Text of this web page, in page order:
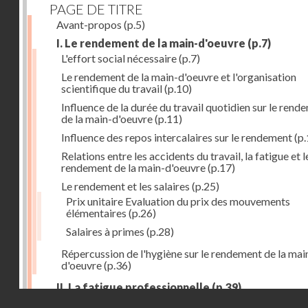
PAGE DE TITRE
Avant-propos (p.5)
I. Le rendement de la main-d'oeuvre (p.7)
L'effort social nécessaire(p.7)
Le rendement de la main-d'oeuvre et l'organisation
scientifique du travail(p.10)
Influence de la durée du travail quotidien sur le
de la main-d'oeuvre(p.11)
Influence des repos intercalaires sur le rendement
Relations entre les accidents du travail, la fatigue et
rendement de la main-d'oeuvre(p.17)
Le rendement et les salaires (p.25)
Prix unitaire Evaluation du prix des mouvements
élémentaires (p.26)
Salaires à primes (p.28)
Répercussion de l'hygiène sur le rendement de la
d'oeuvre(p.36)
II. La fatigue professionnelle(p.39)